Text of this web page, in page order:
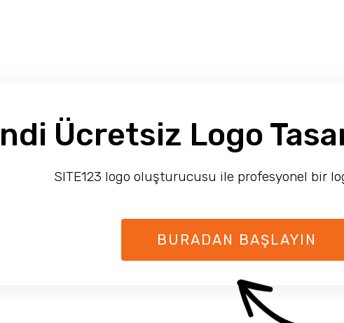
Ücretsiz Logo
SITE123 logo oluşturucusu ile profesyonel bir
BURADAN BAŞLAYIN